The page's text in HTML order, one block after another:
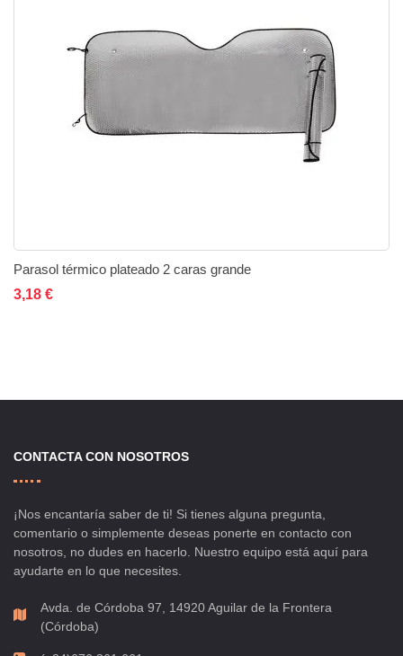
Parasol térmico plateado 2 caras grande
3,18 €
CONTACTA CON NOSOTROS
¡Nos encantaría saber de ti! Si tienes alguna pregunta,
comentario o simplemente deseas ponerte en contacto con
nosotros, no dudes en hacerlo. Nuestro equipo está aquí para
ayudarte en lo que necesites.
Avda. de Córdoba 97, 14920 Aguilar de la Frontera
(Córdoba)